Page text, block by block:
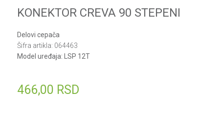
KONEKTOR CREVA 90 STEPENI
Delovi cepača
Šifra artikla: 064463
Model uređaja:
LSP 12T
466,00 RSD